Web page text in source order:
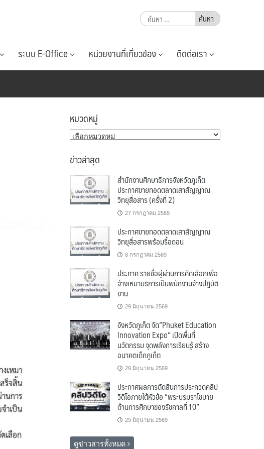
ค้นหา
สำหรับ:
ระบบ E-Office หน่วยงานที่เกี่ยวข้อง ติดต่อเรา
หมวดหมู่
หมวด
ข่าวล่าสุด
สำนักงานศึกษาธิการจังหวัดภูเก็ต
ประกาศขายทอดตลาดเสาสัญญาณ
วิทยุสื่อสาร (ครั้งที่ 2)
27 กรกฎาคม 2569
ประกาศขายทอดตลาดเสาสัญญาณ
วิทยุสื่อสารพร้อมรื้อถอน
8 กรกฎาคม 2569
ประกาศ รายชื่อผู้ผ่านการคัดเลือกเพื่อ
จ้างเหมาบริการเป็นพนักงานจ้างปฏิบัติ
งาน
29 มิถุนายน 2569
จังหวัดภูเก็ต จัด“Phuket Education
Innovation Expo” เปิดพื้นที่
นวัตกรรม จุดพลังการเรียนรู้ สร้าง
อนาคตเด็กภูเก็ต
29 มิถุนายน 2569
ประกาศผลการตัดสินการประกวดคลิป
วิดีโอภายใต้หัวข้อ “พระบรมราโชบาย
ด้านการศึกษาของรัชกาลที่ 10”
29 มิถุนายน 2569
ดูข่าวสารทั้งหมด